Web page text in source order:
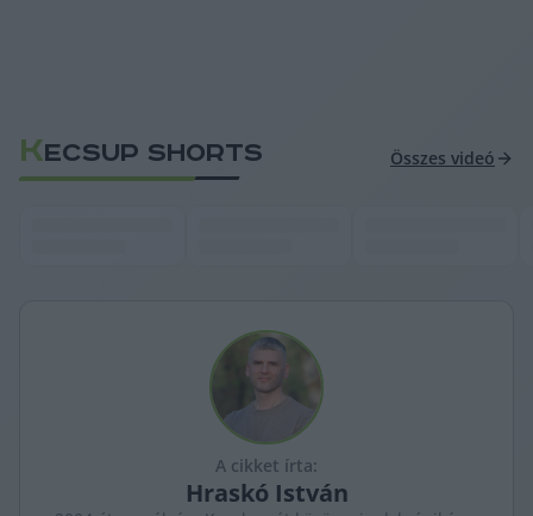
KECSUP SHORTS Összes videó
A cikket írta:
Hraskó István